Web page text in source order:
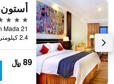
4 نجوم
2.4 كيلومتر عن وسط المدينة
89 ﷼